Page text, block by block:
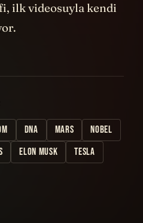
ilk videosuyla kendi
DNA MARS
NOBEL
ELON MUSK
TESLA